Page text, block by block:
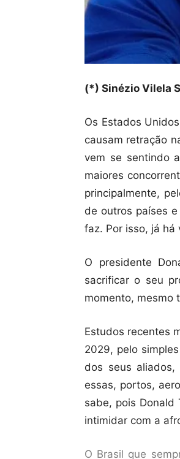
(*) Sinézio Vilela
Os Estados
causam retração
vem se sentindo
maiores
principalmente,
de outros países
faz. Por isso, já
O presidente
sacrificar o seu
momento, mesmo
Estudos recentes
2029, pelo
dos seus aliados,
essas, portos,
sabe, pois
intimidar com a
O Brasil que